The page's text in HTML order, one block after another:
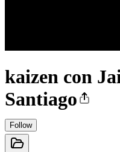
kaizen con
Santiago
Follow